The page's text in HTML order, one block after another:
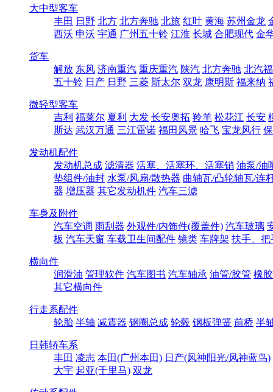
大中型客车
丰田 日野 北方 北方奔驰 北旅 红叶 黄海 苏州金龙
西沃 申沃 宇通 广州五十铃 江淮 长城 合肥现代 金
货车
解放 东风 济南重汽 重庆重汽 陕汽 北方奔驰 北汽
五十铃 日产 日野 三菱 斯太尔 双龙 康明斯 福来纳
微轻型客车
吉利 福莱尔 夏利 大发 长安奥拓 羚羊 松花江 长安
斯达 武汉万通 三江雷诺 福田风景 哈飞 宝龙风行
发动机配件
发动机总成 滤清器 活塞、活塞环、活塞销 油泵/油
垫组件/油封 水泵/风扇/散热器 曲轴瓦/凸轮轴瓦/连
器 增压器 其它发动机件 汽车三滤
车身及附件
汽车空调 雨刮器 外观件/内饰件(覆盖件) 汽车玻璃
板 汽车天窗 车载卫生间配件 镜类 车牌架 扶手、把
横向件
润滑油 管理软件 汽车图书 汽车轴承 油管/胶管 橡
其它横向件
行走系配件
轮胎 半轴 减震器 钢圈总成 轮毂 钢板弹簧 前桥 半
日韩轿车系
丰田 凌志 本田(广州本田) 日产(风神阳光/风神蓝鸟)
大宇 起亚(千里马) 双龙